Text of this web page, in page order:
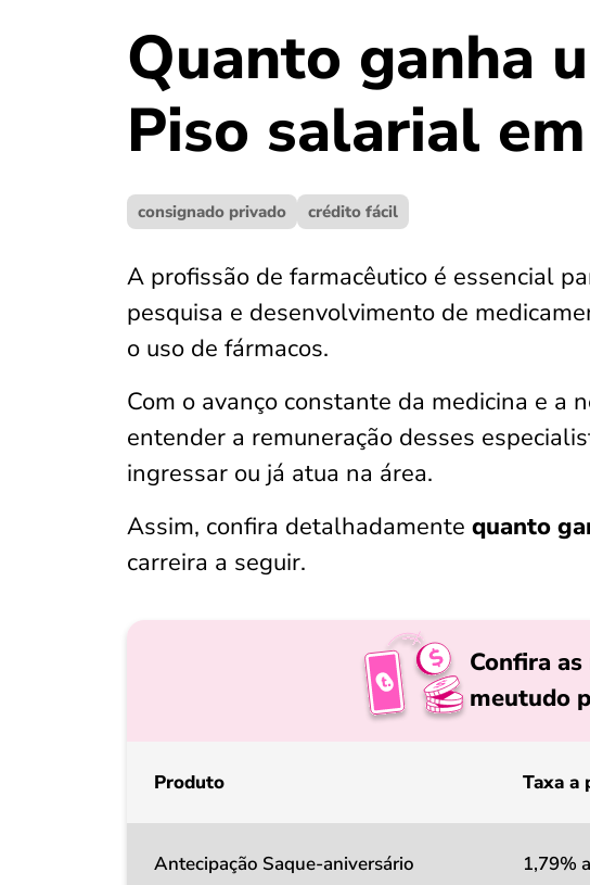
Quanto ganha
Piso salarial
consignado privado crédito fácil
A profissão de farmacêutico é essencial
pesquisa e desenvolvimento de
o uso de fármacos.
Com o avanço constante da medicina e a
entender a remuneração desses
ingressar ou já atua na área.
Assim, confira detalhadamente quanto
carreira a seguir.
Confira
meutudo
Produto Taxa a
Antecipação Saque-aniversário 1,79%